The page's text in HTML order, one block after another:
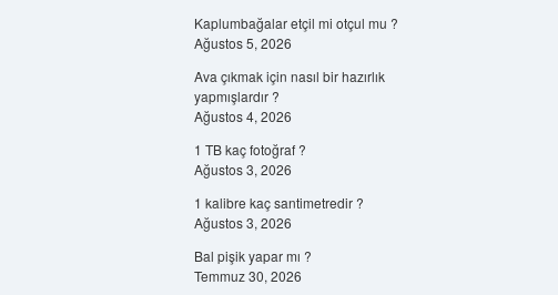
Kaplumbağalar etçil mi otçul mu ?
Ağustos 5, 2026
Ava çıkmak için nasıl bir hazırlık
yapmışlardır ?
Ağustos 4, 2026
1 TB kaç fotoğraf ?
Ağustos 3, 2026
1 kalibre kaç santimetredir ?
Ağustos 3, 2026
Bal pişik yapar mı ?
Temmuz 30, 2026